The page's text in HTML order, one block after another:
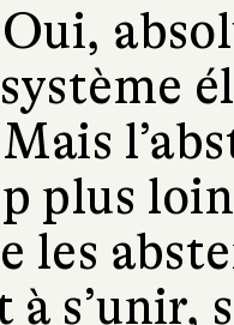
Oui,
plus
les
à s’unir,